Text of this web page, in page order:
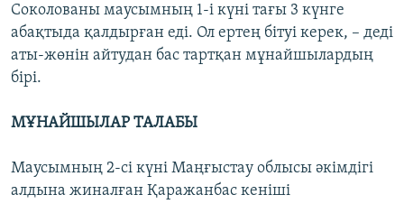
Соколованы маусымның 1-і күні тағы 3 күнге
абақтыда қалдырған еді. Ол ертең бітуі керек, – деді
аты-жөнін айтудан бас тартқан мұнайшылардың
бірі.
МҰНАЙШЫЛАР ТАЛАБЫ
Маусымның 2-сі күні Маңғыстау облысы әкімдігі
алдына жиналған Қаражанбас кеніші